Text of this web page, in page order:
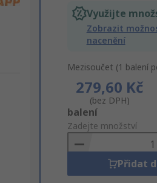
Využijte
Zobrazit
nacenění
Mezisoučet (1 balení
279,60 Kč
(bez DPH)
Add
to
Basket
balení
Zadejte množství
Přidat